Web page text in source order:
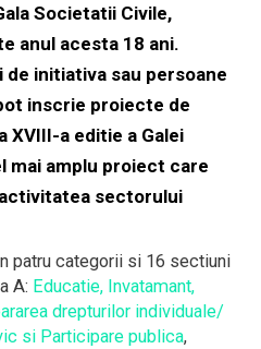
Societatii Civile,
anul acesta 18 ani.
initiativa sau persoane
inscrie proiecte de
XVIII-a editie a Galei
mai amplu proiect care
sectorului
patru categorii si 16 sectiuni
A: Educatie, Invatamant,
drepturilor individuale/
si Participare publica,